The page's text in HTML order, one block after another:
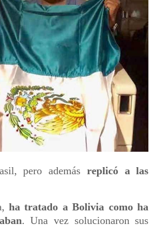
pero además replicó a las
ha tratado a Bolivia como ha
. Una vez solucionaron sus